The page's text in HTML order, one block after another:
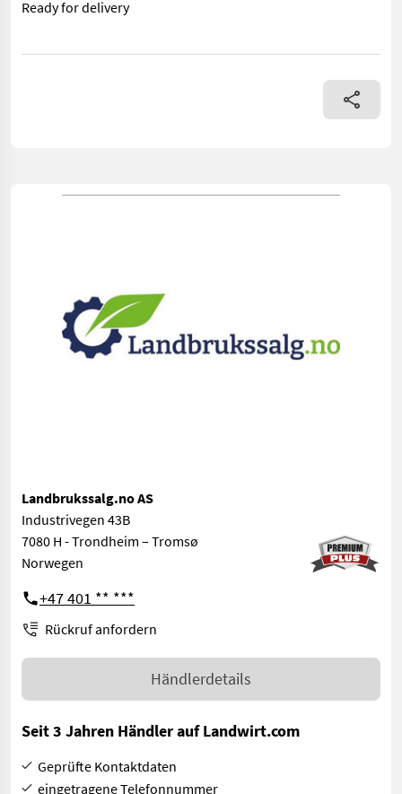
Ready for delivery
== Mer informasjon (NO) == mascus_category: lighttrailers
Landbrukssalg.no AS
Industrivegen 43B
7080 H - Trondheim – Tromsø
Norwegen
+47 401 ** ***
Rückruf anfordern
Händlerdetails
Seit 3 Jahren Händler auf Landwirt.com
Geprüfte Kontaktdaten
eingetragene Telefonnummer